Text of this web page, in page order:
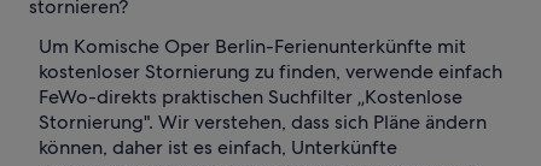
stornieren?
Um Komische Oper Berlin-Ferienunterkünfte mit
kostenloser Stornierung zu finden, verwende einfach
FeWo-direkts praktischen Suchfilter „Kostenlose
Stornierung". Wir verstehen, dass sich Pläne ändern
können, daher ist es einfach, Unterkünfte